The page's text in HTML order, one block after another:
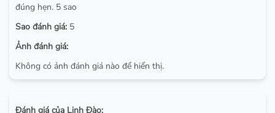
đúng hẹn. 5 sao
Sao đánh giá: 5
Ảnh đánh giá:
Không có ảnh đánh giá nào để hiển thị.
Đánh giá của Linh Đào: